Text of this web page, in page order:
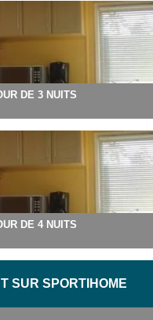
DE 3 NUITS
DE 4 NUITS
SUR SPORTIHOME